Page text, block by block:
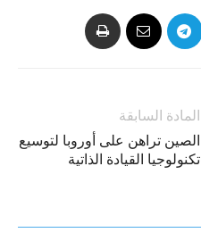
المادة السابقة
الصين تراهن على أوروبا لتوسيع
تكنولوجيا القيادة الذاتية